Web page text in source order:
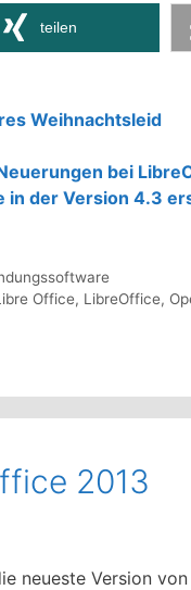
teilen
Weihnachtsleid
bei
in der Version 4.3
Office, LibreOffice,
2013
neueste Version von